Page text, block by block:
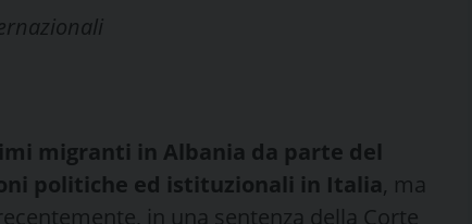
migranti in Albania da parte del
politiche ed istituzionali in Italia, ma
in una sentenza della Corte